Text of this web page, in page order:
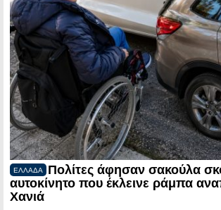
ΕΛΛΑΔΑ
Πολίτες άφησαν σακούλα
αυτοκίνητο που έκλεινε ράμπα
Χανιά